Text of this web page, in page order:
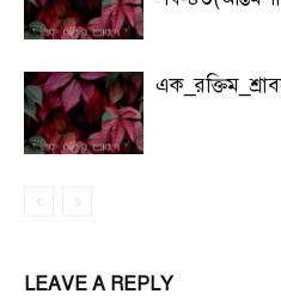
LEAVE A REPLY